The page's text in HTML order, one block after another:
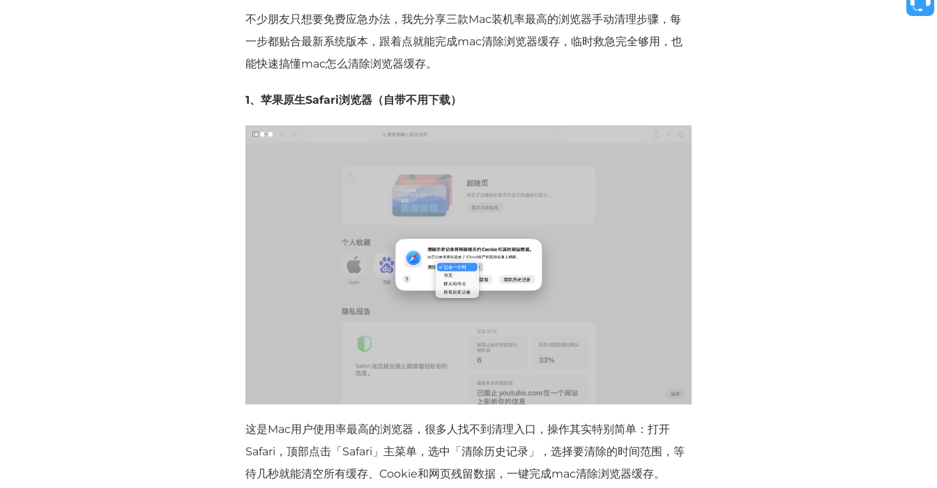
不少朋友只想要免费应急办法，我先分享三款Mac装机率最高的浏览器手动清理步骤，每
一步都贴合最新系统版本，跟着点就能完成mac清除浏览器缓存，临时救急完全够用，也
能快速搞懂mac怎么清除浏览器缓存。
1、苹果原生Safari浏览器（自带不用下载）
这是Mac用户使用率最高的浏览器，很多人找不到清理入口，操作其实特别简单：打开
Safari，顶部点击「Safari」主菜单，选中「清除历史记录 」， 选择要清除的时间范围 ，等
待几秒就能清空所有缓存、Cookie和网页残留数据，一键完成mac清除浏览器缓存。